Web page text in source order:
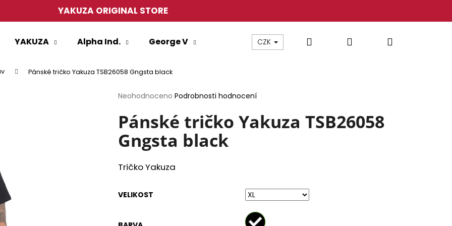
YAKUZA ORIGINAL STORE
YAKUZA Alpha Ind. George V CZK Hledat PřihlášeníNákupní
Pánské tričko Yakuza TSB26058 Gngsta black
Průměrné
produktu
je
0,0
z
hvězdiček.
Neohodnoceno Podrobnosti hodnocení
Pánské tričko Yakuza TSB26058
Gngsta black
Tričko Yakuza
VELIKOST
HLEDAT
TRIČKO YAKUZA TSB27013 PÁNSKÉ TRIČKO YAKUZA TSB26009